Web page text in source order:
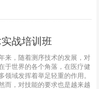
战培训班
来，随着测序技术的发展，对
于世界的各个角落，在医疗健
域发挥着举足轻重的作用。
而，对技能的要求也是越来越